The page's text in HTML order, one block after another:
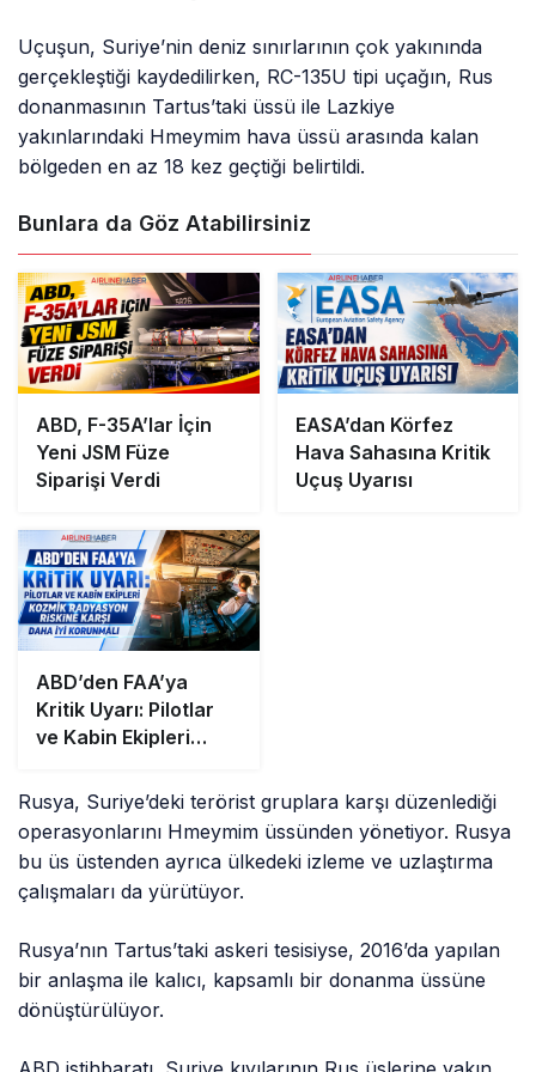
Uçuşun, Suriye’nin deniz sınırlarının çok yakınında
gerçekleştiği kaydedilirken, RC-135U tipi uçağın, Rus
donanmasının Tartus’taki üssü ile Lazkiye
yakınlarındaki Hmeymim hava üssü arasında kalan
bölgeden en az 18 kez geçtiği belirtildi.
Bunlara da Göz Atabilirsiniz
ABD, F-35A’lar İçin
Yeni JSM Füze
Siparişi Verdi
EASA’dan Körfez
Hava Sahasına Kritik
Uçuş Uyarısı
ABD’den FAA’ya
Kritik Uyarı: Pilotlar
ve Kabin Ekipleri
Riskine Karşı Daha İyi
Korunmalı
Rusya, Suriye’deki terörist gruplara karşı düzenlediği
operasyonlarını Hmeymim üssünden yönetiyor. Rusya
bu üs üstenden ayrıca ülkedeki izleme ve uzlaştırma
çalışmaları da yürütüyor.
Rusya’nın Tartus’taki askeri tesisiyse, 2016’da yapılan
bir anlaşma ile kalıcı, kapsamlı bir donanma üssüne
dönüştürülüyor.